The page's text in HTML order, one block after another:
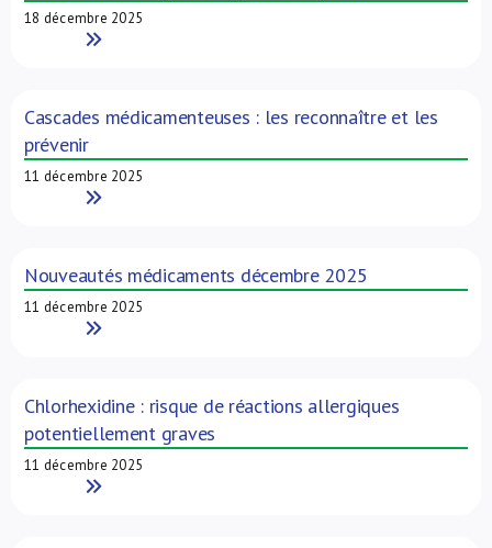
18 décembre 2025
Read More
Cascades médicamenteuses : les reconnaître et les
prévenir
11 décembre 2025
Read More
Nouveautés médicaments décembre 2025
11 décembre 2025
Read More
Chlorhexidine : risque de réactions allergiques
potentiellement graves
11 décembre 2025
Read More